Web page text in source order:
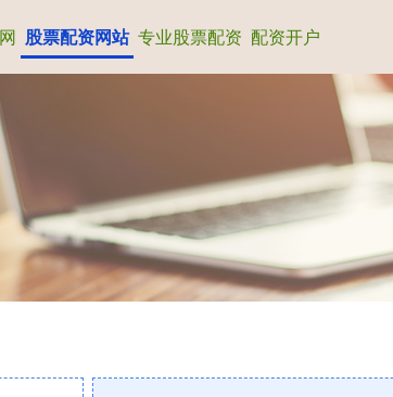
股票配资网站 专业股票配资 配资开户